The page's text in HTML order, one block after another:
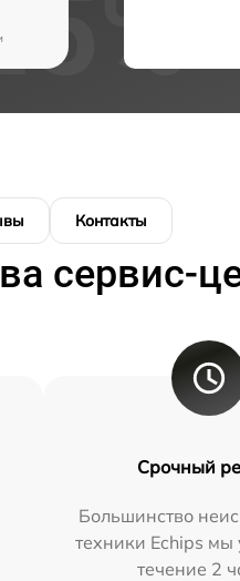
Контакты
сервис-
Срочный
Большинство
техники Echips мы
течение 2